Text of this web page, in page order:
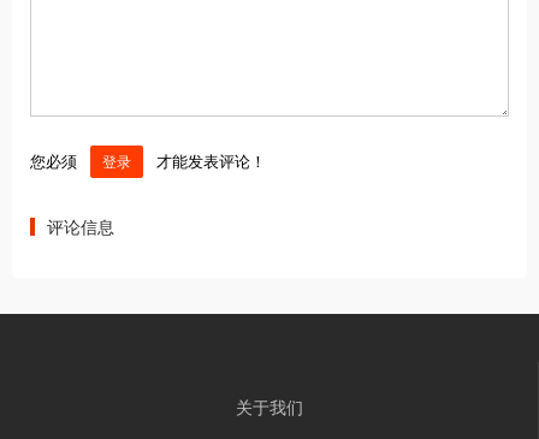
您必须 登录 才能发表评论！
评论信息
关于我们